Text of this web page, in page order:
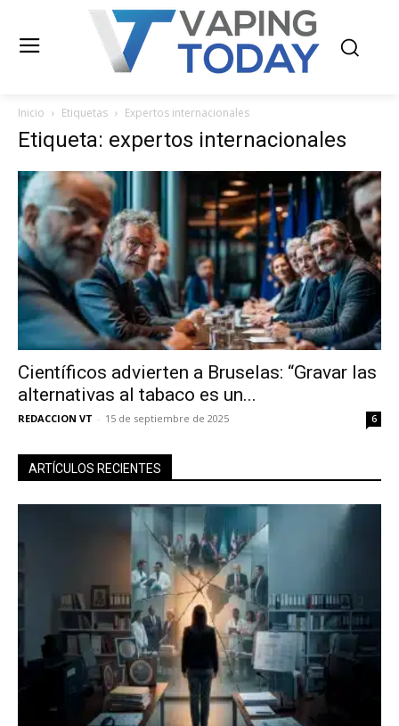
Inicio Etiquetas Expertos internacionales
Etiqueta: expertos internacionales
Científicos advierten a Bruselas: “Gravar las
alternativas al tabaco es un...
REDACCION VT - 15 de septiembre de 2025 6
ARTÍCULOS RECIENTES